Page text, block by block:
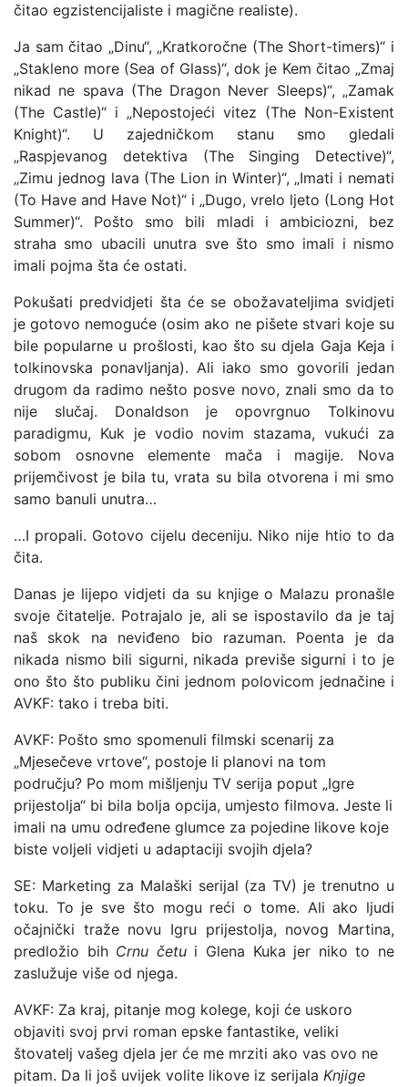
čitao egzistencijaliste i magične realiste).
Ja sam čitao „Dinu“, „Kratkoročne (The Short-timers)“ i
„Stakleno more (Sea of Glass)“, dok je Kem čitao „Zmaj
nikad ne spava (The Dragon Never Sleeps)“, „Zamak
(The Castle)“ i „Nepostojeći vitez (The Non-Existent
Knight)“. U zajedničkom stanu smo gledali
„Raspjevanog detektiva (The Singing Detective)“,
„Zimu jednog lava (The Lion in Winter)“, „Imati i nemati
(To Have and Have Not)“ i „Dugo, vrelo ljeto (Long Hot
Summer)“. Pošto smo bili mladi i ambiciozni, bez
straha smo ubacili unutra sve što smo imali i nismo
imali pojma šta će ostati.
Pokušati predvidjeti šta će se obožavateljima svidjeti
je gotovo nemoguće (osim ako ne pišete stvari koje su
bile popularne u prošlosti, kao što su djela Gaja Keja i
tolkinovska ponavljanja). Ali iako smo govorili jedan
drugom da radimo nešto posve novo, znali smo da to
nije slučaj. Donaldson je opovrgnuo Tolkinovu
paradigmu, Kuk je vodio novim stazama, vukući za
sobom osnovne elemente mača i magije. Nova
prijemčivost je bila tu, vrata su bila otvorena i mi smo
samo banuli unutra…
…I propali. Gotovo cijelu deceniju. Niko nije htio to da
čita.
Danas je lijepo vidjeti da su knjige o Malazu pronašle
svoje čitatelje. Potrajalo je, ali se ispostavilo da je taj
naš skok na neviđeno bio razuman. Poenta je da
nikada nismo bili sigurni, nikada previše sigurni i to je
ono što što publiku čini jednom polovicom jednačine i
AVKF: tako i treba biti.
AVKF: Pošto smo spomenuli filmski scenarij za
„Mjesečeve vrtove“, postoje li planovi na tom
području? Po mom mišljenju TV serija poput „Igre
prijestolja“ bi bila bolja opcija, umjesto filmova. Jeste li
imali na umu određene glumce za pojedine likove koje
biste voljeli vidjeti u adaptaciji svojih djela?
SE: Marketing za Malaški serijal (za TV) je trenutno u
toku. To je sve što mogu reći o tome. Ali ako ljudi
očajnički traže novu Igru prijestolja, novog Martina,
predložio bih Crnu četui Glena Kuka jer niko to ne
zaslužuje više od njega.
AVKF: Za kraj, pitanje mog kolege, koji će uskoro
objaviti svoj prvi roman epske fantastike, veliki
štovatelj vašeg djela jer će me mrziti ako vas ovo ne
pitam. Da li još uvijek volite likove iz serijala Knjige